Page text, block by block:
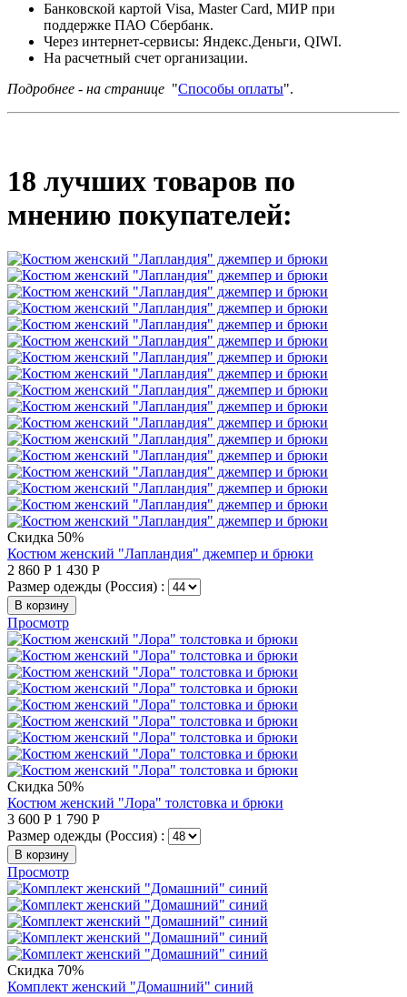
Банковской картой Visa, Master Card, МИР при
поддержке ПАО Сбербанк.
Через интернет-сервисы: Яндекс.Деньги, QIWI.
На расчетный счет организации.
Подробнее - на странице "Способы оплаты".
18 лучших товаров по
мнению покупателей:
Скидка 50%
Костюм женский "Лапландия" джемпер и брюки
2 860 Р 1 430 Р
Размер одежды (Россия) :
В корзину
Просмотр
Скидка 50%
Костюм женский "Лора" толстовка и брюки
3 600 Р 1 790 Р
Размер одежды (Россия) :
В корзину
Просмотр
Скидка 70%
Комплект женский "Домашний" синий